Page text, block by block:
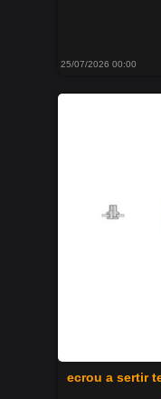
25/07/2026 00:00
ecrou a sertir